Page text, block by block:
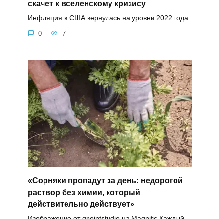
скачет к вселенскому кризису
Инфляция в США вернулась на уровни 2022 года.
0 7
«Сорняки пропадут за день: недорогой
раствор без химии, который
действительно действует»